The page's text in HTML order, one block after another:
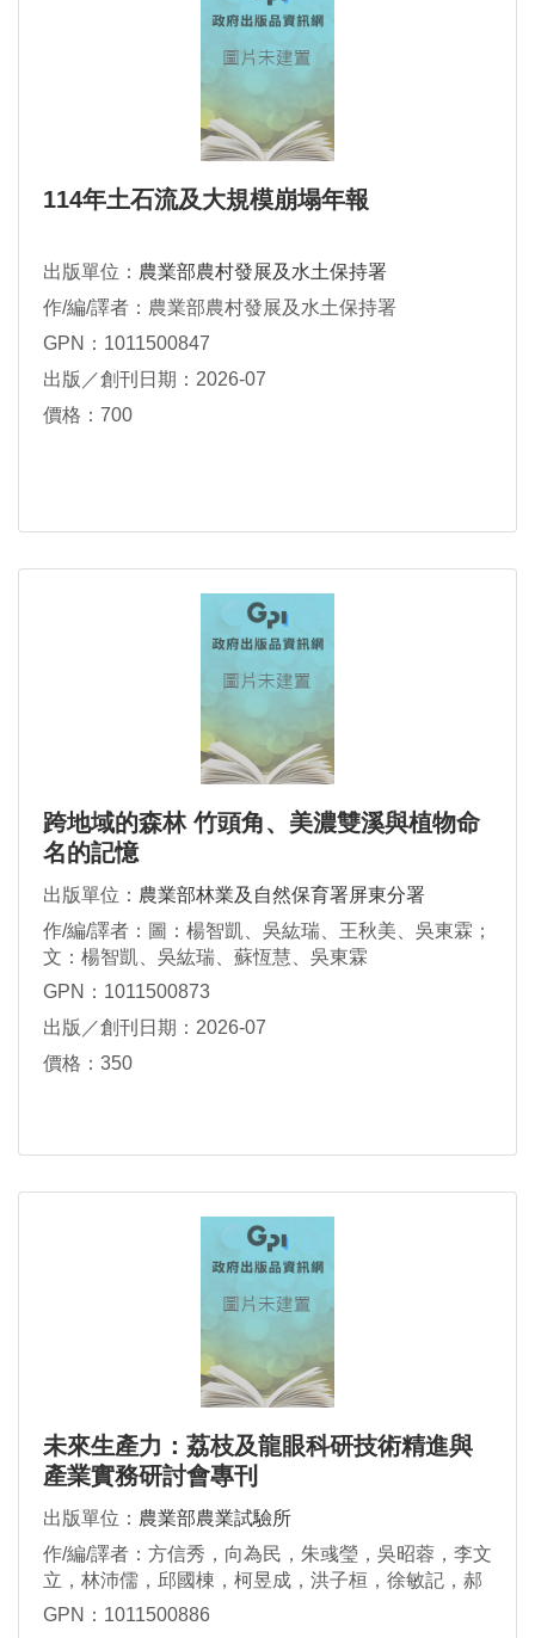
114年土石流及大規模崩塌年報
出版單位： 農業部農村發展及水土保持署
作/編/譯者：農業部農村發展及水土保持署
GPN：1011500847
出版／創刊日期：2026-07
價格：700
跨地域的森林 竹頭角、美濃雙溪與植物命
名的記憶
出版單位： 農業部林業及自然保育署屏東分署
作/編/譯者：圖：楊智凱、吳紘瑞、王秋美、吳東霖；
文：楊智凱、吳紘瑞、蘇恆慧、吳東霖
GPN：1011500873
出版／創刊日期：2026-07
價格：350
未來生產力：荔枝及龍眼科研技術精進與
產業實務研討會專刊
出版單位： 農業部農業試驗所
作/編/譯者：方信秀，向為民，朱彧瑩，吳昭蓉，李文
立，林沛儒，邱國棟，柯昱成，洪子桓，徐敏記，郝
秀花，張仁育，張哲瑋，許祐昇，蔡耀賢，謝雨蒔，
GPN：1011500886